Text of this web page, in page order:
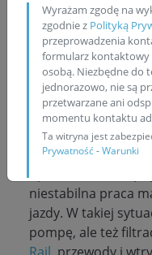
Rail.Jakie są
pompy wtryskowej?
rozruch, spadek
falowanie
obciążeniem.
Jakie są objawy
typowymi
pojawić się błędy
niestabilna praca
jazdy. W takiej
pompę, ale też
Wyrażam zgodę na
zgodnie z Polityką
przeprowadzenia
formularz kontaktowy
osobą. Niezbędne do
jednorazowo, nie są
przetwarzane ani
momentu kontaktu
Ta witryna jest
Prywatność-Warunki